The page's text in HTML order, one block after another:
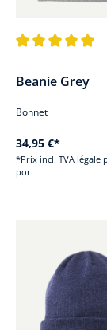
Beanie Grey
Bonnet
34,95 €*
*Prix incl. TVA légale
port